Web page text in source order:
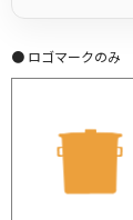
● ロゴマークのみ